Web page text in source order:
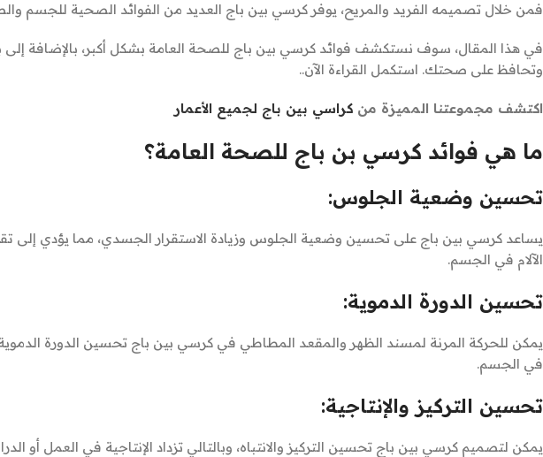
فمن خلال تصميمه الفريد والمريح، يوفر كرسي بين باج العديد من الفوائد الصحية للجسم
في هذا المقال، سوف نستكشف فوائد كرسي بين باج للصحة العامة بشكل أكبر، بالإضافة إلى
وتحافظ على صحتك. استكمل القراءة الآن..
اكتشف مجموعتنا المميزة من كراسي بين باج لجميع الأعمار
ما هي فوائد كرسي بن باج للصحة العامة؟
تحسين وضعية الجلوس:
يساعد كرسي بين باج على تحسين وضعية الجلوس وزيادة الاستقرار الجسدي، مما يؤدي إلى
الآلام في الجسم.
تحسين الدورة الدموية:
يمكن للحركة المرنة لمسند الظهر والمقعد المطاطي في كرسي بين باج تحسين الدورة
في الجسم.
تحسين التركيز والإنتاجية:
يمكن لتصميم كرسي بين باج تحسين التركيز والانتباه، وبالتالي تزداد الإنتاجية في العمل أو